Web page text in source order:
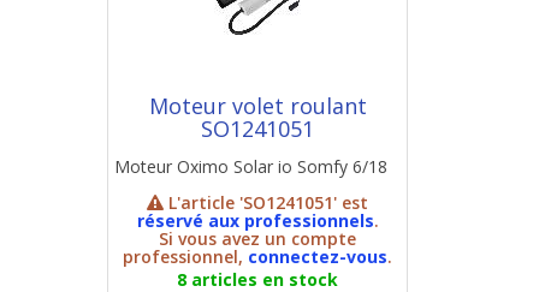
Moteur volet roulant
SO1241051
Moteur Oximo Solar io Somfy 6/18
L'article 'SO1241051' est
réservé aux professionnels.
Si vous avez un compte
professionnel, connectez-vous.
8 articles en stock